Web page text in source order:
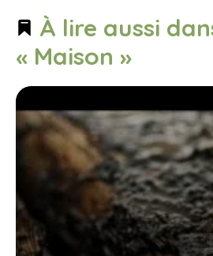
À lire aussi
« Maison »